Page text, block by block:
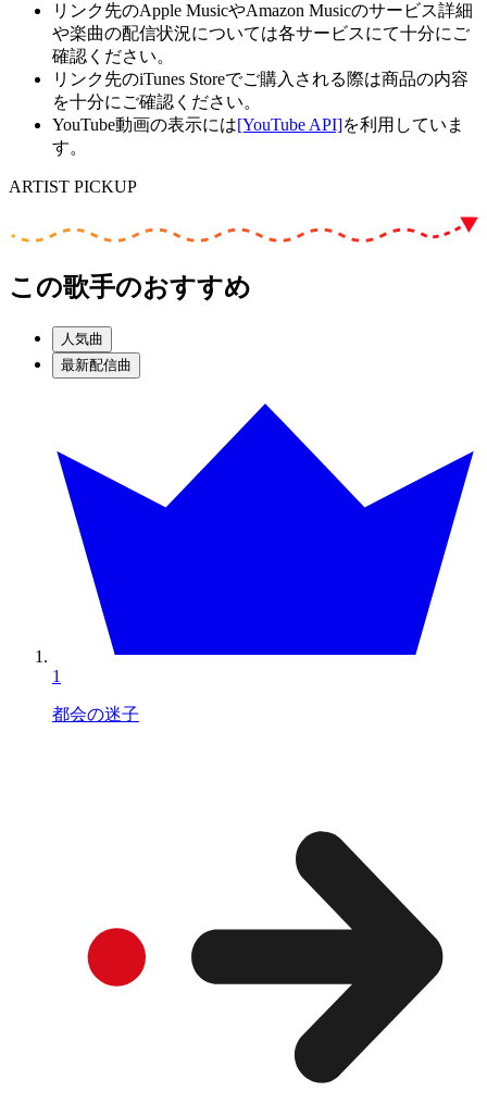
リンク先のApple MusicやAmazon Musicのサービス詳細
や楽曲の配信状況については各サービスにて十分にご
確認ください。
リンク先のiTunes Storeでご購入される際は商品の内容
を十分にご確認ください。
YouTube動画の表示には[YouTube API]を利用していま
す。
ARTIST PICKUP
この歌手のおすすめ
人気曲
最新配信曲
1
都会の迷子